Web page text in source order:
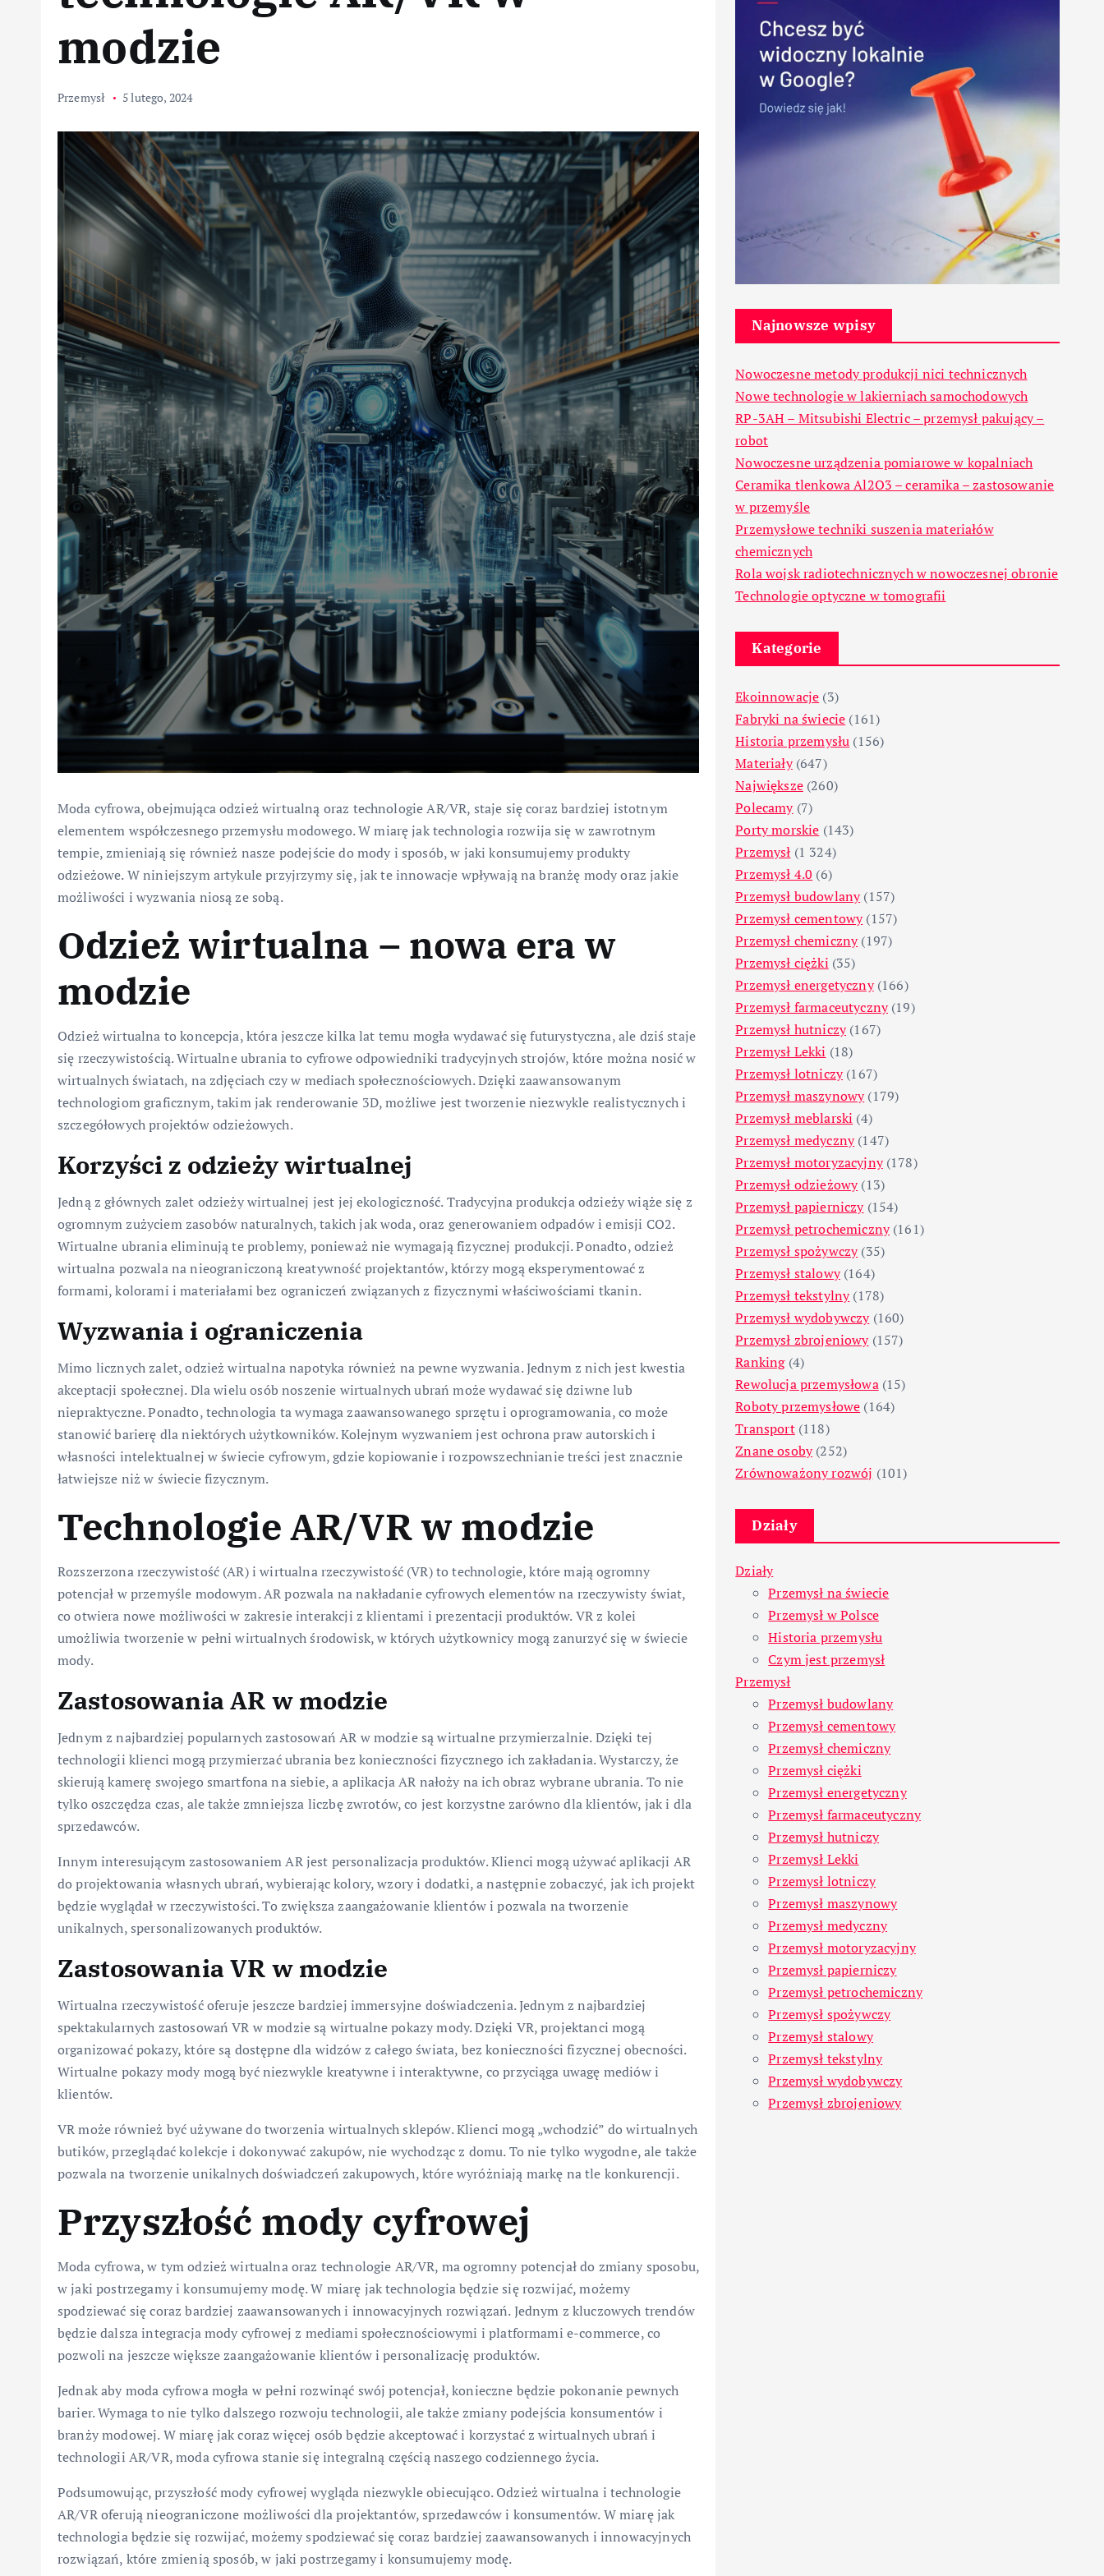
modzie
Przemysł 5 lutego, 2024
Moda cyfrowa, obejmująca odzież wirtualną oraz technologie AR/VR, staje się coraz bardziej istotnym
elementem współczesnego przemysłu modowego. W miarę jak technologia rozwija się w zawrotnym
tempie, zmieniają się również nasze podejście do mody i sposób, w jaki konsumujemy produkty
odzieżowe. W niniejszym artykule przyjrzymy się, jak te innowacje wpływają na branżę mody oraz jakie
możliwości i wyzwania niosą ze sobą.
Odzież wirtualna – nowa era w
modzie
Odzież wirtualna to koncepcja, która jeszcze kilka lat temu mogła wydawać się futurystyczna, ale dziś staje
się rzeczywistością. Wirtualne ubrania to cyfrowe odpowiedniki tradycyjnych strojów, które można nosić w
wirtualnych światach, na zdjęciach czy w mediach społecznościowych. Dzięki zaawansowanym
technologiom graficznym, takim jak renderowanie 3D, możliwe jest tworzenie niezwykle realistycznych i
szczegółowych projektów odzieżowych.
Korzyści z odzieży wirtualnej
Jedną z głównych zalet odzieży wirtualnej jest jej ekologiczność. Tradycyjna produkcja odzieży wiąże się z
ogromnym zużyciem zasobów naturalnych, takich jak woda, oraz generowaniem odpadów i emisji CO2.
Wirtualne ubrania eliminują te problemy, ponieważ nie wymagają fizycznej produkcji. Ponadto, odzież
wirtualna pozwala na nieograniczoną kreatywność projektantów, którzy mogą eksperymentować z
formami, kolorami i materiałami bez ograniczeń związanych z fizycznymi właściwościami tkanin.
Wyzwania i ograniczenia
Mimo licznych zalet, odzież wirtualna napotyka również na pewne wyzwania. Jednym z nich jest kwestia
akceptacji społecznej. Dla wielu osób noszenie wirtualnych ubrań może wydawać się dziwne lub
niepraktyczne. Ponadto, technologia ta wymaga zaawansowanego sprzętu i oprogramowania, co może
stanowić barierę dla niektórych użytkowników. Kolejnym wyzwaniem jest ochrona praw autorskich i
własności intelektualnej w świecie cyfrowym, gdzie kopiowanie i rozpowszechnianie treści jest znacznie
łatwiejsze niż w świecie fizycznym.
Technologie AR/VR w modzie
Rozszerzona rzeczywistość (AR) i wirtualna rzeczywistość (VR) to technologie, które mają ogromny
potencjał w przemyśle modowym. AR pozwala na nakładanie cyfrowych elementów na rzeczywisty świat,
co otwiera nowe możliwości w zakresie interakcji z klientami i prezentacji produktów. VR z kolei
umożliwia tworzenie w pełni wirtualnych środowisk, w których użytkownicy mogą zanurzyć się w świecie
mody.
Zastosowania AR w modzie
Jednym z najbardziej popularnych zastosowań AR w modzie są wirtualne przymierzalnie. Dzięki tej
technologii klienci mogą przymierzać ubrania bez konieczności fizycznego ich zakładania. Wystarczy, że
skierują kamerę swojego smartfona na siebie, a aplikacja AR nałoży na ich obraz wybrane ubrania. To nie
tylko oszczędza czas, ale także zmniejsza liczbę zwrotów, co jest korzystne zarówno dla klientów, jak i dla
sprzedawców.
Innym interesującym zastosowaniem AR jest personalizacja produktów. Klienci mogą używać aplikacji AR
do projektowania własnych ubrań, wybierając kolory, wzory i dodatki, a następnie zobaczyć, jak ich projekt
będzie wyglądał w rzeczywistości. To zwiększa zaangażowanie klientów i pozwala na tworzenie
unikalnych, spersonalizowanych produktów.
Zastosowania VR w modzie
Wirtualna rzeczywistość oferuje jeszcze bardziej immersyjne doświadczenia. Jednym z najbardziej
spektakularnych zastosowań VR w modzie są wirtualne pokazy mody. Dzięki VR, projektanci mogą
organizować pokazy, które są dostępne dla widzów z całego świata, bez konieczności fizycznej obecności.
Wirtualne pokazy mody mogą być niezwykle kreatywne i interaktywne, co przyciąga uwagę mediów i
klientów.
VR może również być używane do tworzenia wirtualnych sklepów. Klienci mogą „wchodzić” do wirtualnych
butików, przeglądać kolekcje i dokonywać zakupów, nie wychodząc z domu. To nie tylko wygodne, ale także
pozwala na tworzenie unikalnych doświadczeń zakupowych, które wyróżniają markę na tle konkurencji.
Przyszłość mody cyfrowej
Moda cyfrowa, w tym odzież wirtualna oraz technologie AR/VR, ma ogromny potencjał do zmiany sposobu,
w jaki postrzegamy i konsumujemy modę. W miarę jak technologia będzie się rozwijać, możemy
spodziewać się coraz bardziej zaawansowanych i innowacyjnych rozwiązań. Jednym z kluczowych trendów
będzie dalsza integracja mody cyfrowej z mediami społecznościowymi i platformami e-commerce, co
pozwoli na jeszcze większe zaangażowanie klientów i personalizację produktów.
Jednak aby moda cyfrowa mogła w pełni rozwinąć swój potencjał, konieczne będzie pokonanie pewnych
barier. Wymaga to nie tylko dalszego rozwoju technologii, ale także zmiany podejścia konsumentów i
branży modowej. W miarę jak coraz więcej osób będzie akceptować i korzystać z wirtualnych ubrań i
technologii AR/VR, moda cyfrowa stanie się integralną częścią naszego codziennego życia.
Podsumowując, przyszłość mody cyfrowej wygląda niezwykle obiecująco. Odzież wirtualna i technologie
AR/VR oferują nieograniczone możliwości dla projektantów, sprzedawców i konsumentów. W miarę jak
technologia będzie się rozwijać, możemy spodziewać się coraz bardziej zaawansowanych i innowacyjnych
rozwiązań, które zmienią sposób, w jaki postrzegamy i konsumujemy modę.
Najnowsze wpisy
Nowoczesne metody produkcji nici technicznych
Nowe technologie w lakierniach samochodowych
RP-3AH – Mitsubishi Electric – przemysł pakujący –
robot
Nowoczesne urządzenia pomiarowe w kopalniach
Ceramika tlenkowa Al2O3 – ceramika – zastosowanie
w przemyśle
Przemysłowe techniki suszenia materiałów
chemicznych
Rola wojsk radiotechnicznych w nowoczesnej obronie
Technologie optyczne w tomografii
Kategorie
Ekoinnowacje (3)
Fabryki na świecie (161)
Historia przemysłu (156)
Materiały(647)
Największe(260)
Polecamy(7)
Porty morskie (143)
Przemysł (1 324)
Przemysł 4.0 (6)
Przemysł budowlany(157)
Przemysł cementowy(157)
Przemysł chemiczny(197)
Przemysł ciężki (35)
Przemysł energetyczny(166)
Przemysł farmaceutyczny(19)
Przemysł hutniczy(167)
Przemysł Lekki (18)
Przemysł lotniczy(167)
Przemysł maszynowy(179)
Przemysł meblarski (4)
Przemysł medyczny(147)
Przemysł motoryzacyjny(178)
Przemysł odzieżowy(13)
Przemysł papierniczy(154)
Przemysł petrochemiczny(161)
Przemysł spożywczy(35)
Przemysł stalowy(164)
Przemysł tekstylny(178)
Przemysł wydobywczy(160)
Przemysł zbrojeniowy(157)
Ranking(4)
Rewolucja przemysłowa(15)
Roboty przemysłowe (164)
Transport(118)
Znane osoby(252)
Zrównoważony rozwój (101)
Działy
Działy
Przemysł na świecie
Przemysł w Polsce
Historia przemysłu
Czym jest przemysł
Przemysł
Przemysł budowlany
Przemysł cementowy
Przemysł chemiczny
Przemysł ciężki
Przemysł energetyczny
Przemysł farmaceutyczny
Przemysł hutniczy
Przemysł Lekki
Przemysł lotniczy
Przemysł maszynowy
Przemysł medyczny
Przemysł motoryzacyjny
Przemysł papierniczy
Przemysł petrochemiczny
Przemysł spożywczy
Przemysł stalowy
Przemysł tekstylny
Przemysł wydobywczy
Przemysł zbrojeniowy